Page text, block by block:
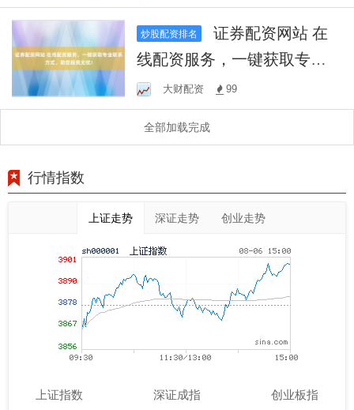
炒股配资排名
证券配资网站 在
线配资服务，一键获取专业
联系方式，助您投资无忧！
大财配资 99
全部加载完成
行情指数
上证走势 深证走势 创业走势
上证指数 深证成指 创业板指